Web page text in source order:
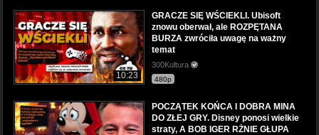
10:23
GRACZE SIĘ WŚCIEKLI. Ubisoft
znowu oberwał, ale ROZPĘTANA
BURZA zwróciła uwagę na ważny
temat
300Kultura
480p
POCZĄTEK KOŃCA I DOBRA MINA
DO ZŁEJ GRY. Disney ponosi wielkie
straty, A BOB IGER RŻNIE GŁUPA